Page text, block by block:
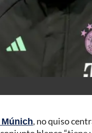
, no quiso